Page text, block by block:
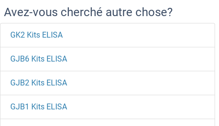
Avez-vous cherché autre chose?
GK2 Kits ELISA
GJB6 Kits ELISA
GJB2 Kits ELISA
GJB1 Kits ELISA